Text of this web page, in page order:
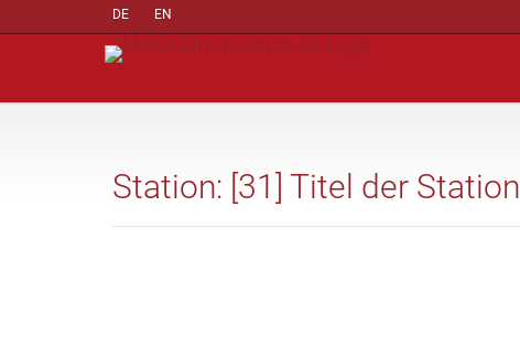
DE EN
Station: [31] Titel der Station